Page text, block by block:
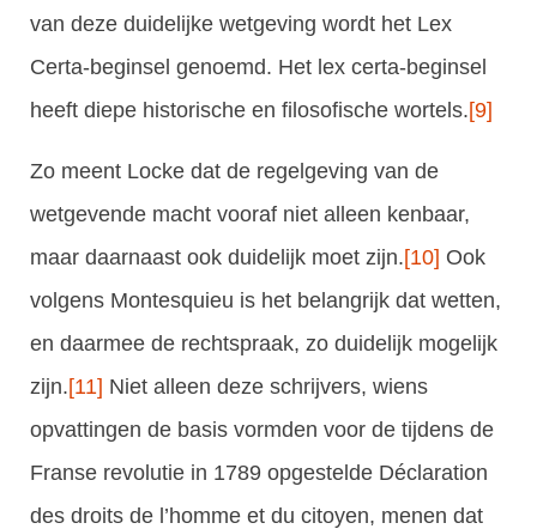
van deze duidelijke wetgeving wordt het Lex
Certa-beginsel genoemd. Het lex certa-beginsel
heeft diepe historische en filosofische wortels.[9]
Zo meent Locke dat de regelgeving van de
wetgevende macht vooraf niet alleen kenbaar,
maar daarnaast ook duidelijk moet zijn.[10] Ook
volgens Montesquieu is het belangrijk dat wetten,
en daarmee de rechtspraak, zo duidelijk mogelijk
zijn.[11] Niet alleen deze schrijvers, wiens
opvattingen de basis vormden voor de tijdens de
Franse revolutie in 1789 opgestelde Déclaration
des droits de l’homme et du citoyen, menen dat